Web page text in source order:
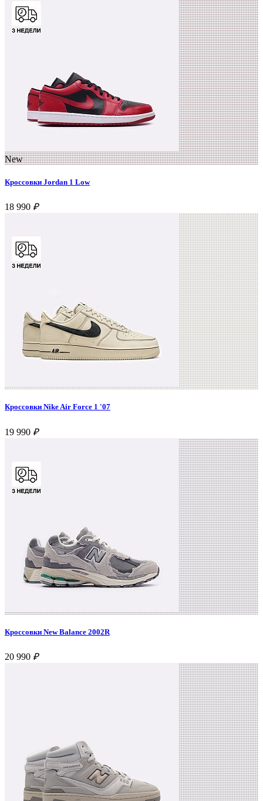
New
Кроссовки Jordan 1 Low
18 990 ₽
Кроссовки Nike Air Force 1 '07
19 990 ₽
Кроссовки New Balance 2002R
20 990 ₽